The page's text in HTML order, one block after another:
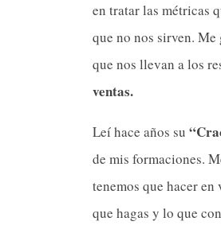
en tratar las métricas
que no nos sirven.
que nos llevan a los
ventas.
Leí hace años su
de mis formaciones.
tenemos que hacer
que hagas y lo que